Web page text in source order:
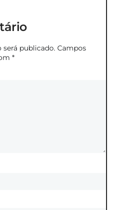
será publicado. Campos
*